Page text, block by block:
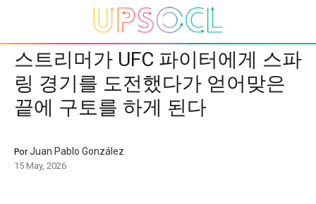
스트리머가 UFC 파이터에게 스파
링 경기를 도전했다가 얻어맞은
끝에 구토를 하게 된다
PorJuan Pablo González
15 May, 2026